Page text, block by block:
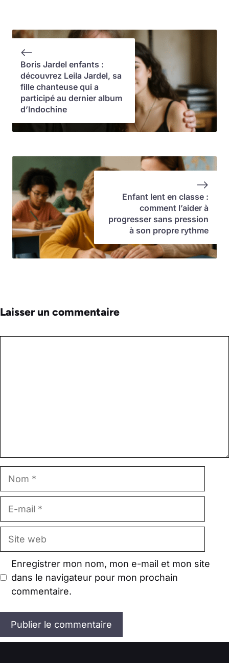
Boris Jardel enfants :
découvrez Leila Jardel, sa
fille chanteuse qui a
participé au dernier album
d’Indochine
Enfant lent en classe :
comment l’aider à
progresser sans pression
à son propre rythme
Laisser un commentaire
Nom
E-
Site
Enregistrer mon nom, mon e-mail et mon site
dans le navigateur pour mon prochain
commentaire.